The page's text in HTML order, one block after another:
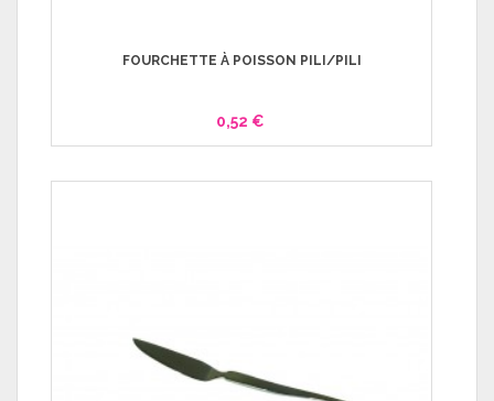
FOURCHETTE À POISSON PILI/PILI
0,52 €